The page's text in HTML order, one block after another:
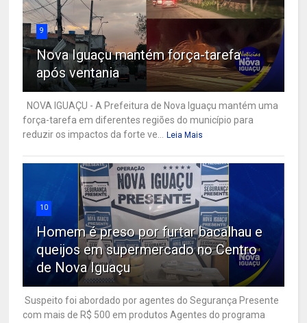
9
Nova Iguaçu mantém força-tarefa
após ventania
NOVA IGUAÇU - A Prefeitura de Nova Iguaçu mantém uma
força-tarefa em diferentes regiões do município para
reduzir os impactos da forte ve... Leia Mais
10
Homem é preso por furtar bacalhau e
queijos em supermercado no Centro
de Nova Iguaçu
Suspeito foi abordado por agentes do Segurança Presente
com mais de R$ 500 em produtos Agentes do programa